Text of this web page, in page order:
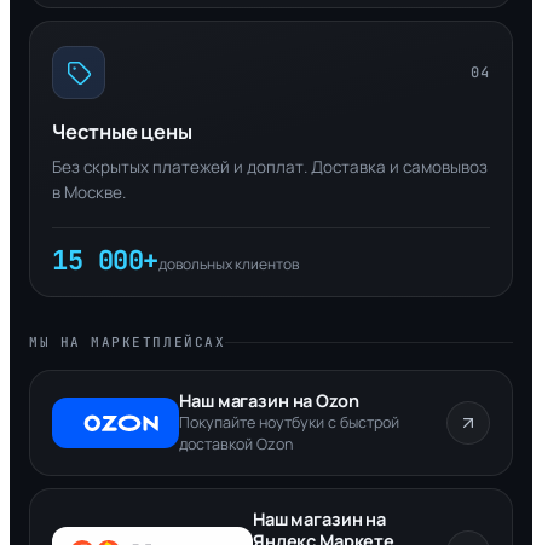
04
Честные цены
Без скрытых платежей и доплат. Доставка и самовывоз
в Москве.
15 000+довольных клиентов
МЫ НА МАРКЕТПЛЕЙСАХ
Наш магазин на Ozon
Покупайте ноутбуки с быстрой
доставкой Ozon
Наш магазин на